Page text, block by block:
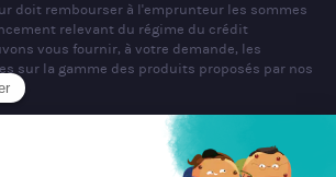
doit rembourser à l'emprunteur les sommes
relevant du régime du crédit
vous fournir, à votre demande, les
sur la gamme des produits proposés par nos
au capital de 1 000 000 € - R.C.S. Nancy
social : 22 rue de Malzéville, 54000 NANCY -
en opérations de banques et en services de